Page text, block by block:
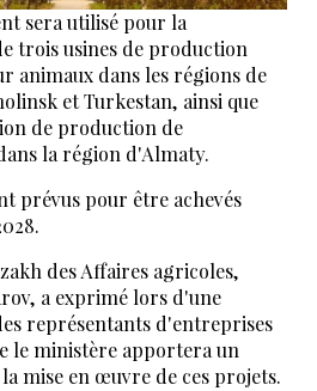
sera utilisé pour la
trois usines de production
animaux dans les régions de
et Turkestan, ainsi que
de production de
la région d'Almaty.
prévus pour être achevés
des Affaires agricoles,
a exprimé lors d'une
représentants d'entreprises
le ministère apportera un
mise en œuvre de ces projets.